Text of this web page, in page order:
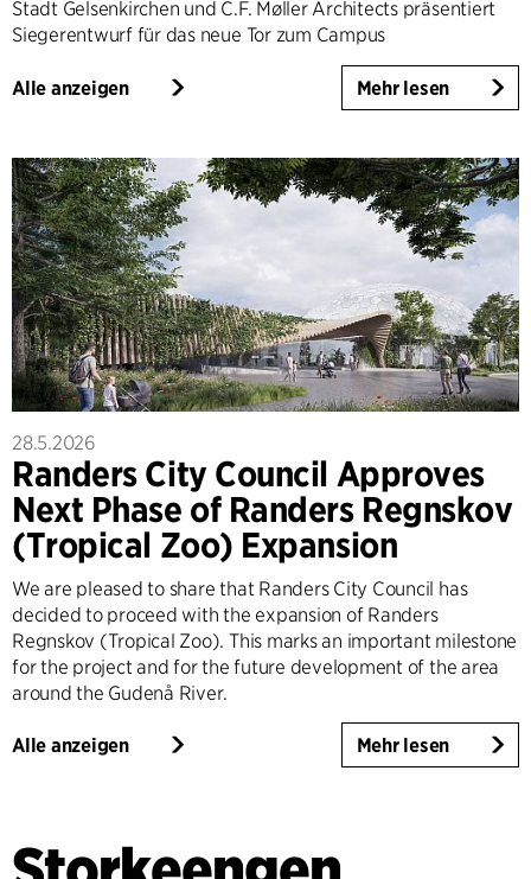
Stadt Gelsenkirchen und C.F. Møller Architects präsentiert
Siegerentwurf für das neue Tor zum Campus
Alle anzeigen Mehr lesen
28.5.2026
Randers City Council Approves
Next Phase of Randers Regnskov
(Tropical Zoo) Expansion
We are pleased to share that Randers City Council has
decided to proceed with the expansion of Randers
Regnskov (Tropical Zoo). This marks an important milestone
for the project and for the future development of the area
around the Gudenå River.
Alle anzeigen Mehr lesen